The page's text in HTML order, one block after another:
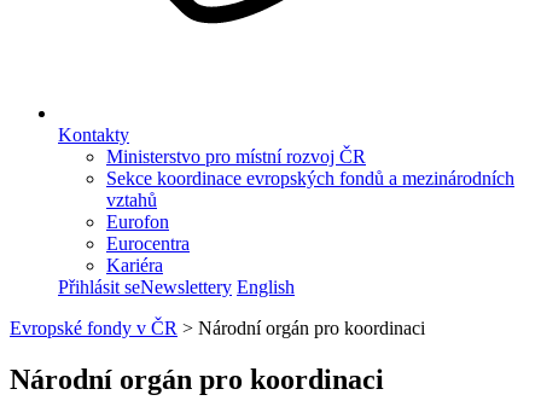
Kontakty
Ministerstvo pro místní rozvoj ČR
Sekce koordinace evropských fondů a mezinárodních
vztahů
Eurofon
Eurocentra
Kariéra
Přihlásit seNewslettery English
Evropské fondy v ČR > Národní orgán pro koordinaci
Národní orgán pro koordinaci